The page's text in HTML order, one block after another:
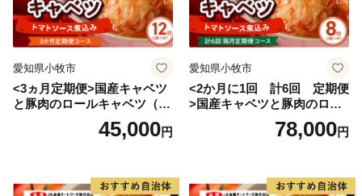
愛知県小牧市
<3ヵ月定期便>国産キャベツ
と豚肉のロールキャベツ（6P
45,000円
愛知県小牧市
<2か月に1回 計6回 定期便
>国産キャベツと豚肉のロー
ルキャベツ（4P入り）
78,000円